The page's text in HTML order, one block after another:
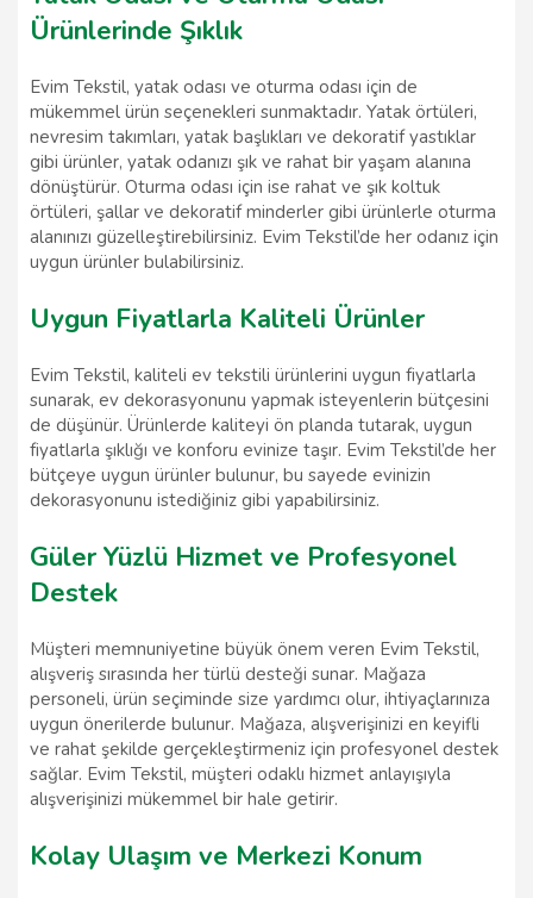
Ürünlerinde Şıklık
Evim Tekstil, yatak odası ve oturma odası için de
mükemmel ürün seçenekleri sunmaktadır. Yatak örtüleri,
nevresim takımları, yatak başlıkları ve dekoratif yastıklar
gibi ürünler, yatak odanızı şık ve rahat bir yaşam alanına
dönüştürür. Oturma odası için ise rahat ve şık koltuk
örtüleri, şallar ve dekoratif minderler gibi ürünlerle oturma
alanınızı güzelleştirebilirsiniz. Evim Tekstil’de her odanız için
uygun ürünler bulabilirsiniz.
Uygun Fiyatlarla Kaliteli Ürünler
Evim Tekstil, kaliteli ev tekstili ürünlerini uygun fiyatlarla
sunarak, ev dekorasyonunu yapmak isteyenlerin bütçesini
de düşünür. Ürünlerde kaliteyi ön planda tutarak, uygun
fiyatlarla şıklığı ve konforu evinize taşır. Evim Tekstil’de her
bütçeye uygun ürünler bulunur, bu sayede evinizin
dekorasyonunu istediğiniz gibi yapabilirsiniz.
Güler Yüzlü Hizmet ve Profesyonel
Destek
Müşteri memnuniyetine büyük önem veren Evim Tekstil,
alışveriş sırasında her türlü desteği sunar. Mağaza
personeli, ürün seçiminde size yardımcı olur, ihtiyaçlarınıza
uygun önerilerde bulunur. Mağaza, alışverişinizi en keyifli
ve rahat şekilde gerçekleştirmeniz için profesyonel destek
sağlar. Evim Tekstil, müşteri odaklı hizmet anlayışıyla
alışverişinizi mükemmel bir hale getirir.
Kolay Ulaşım ve Merkezi Konum